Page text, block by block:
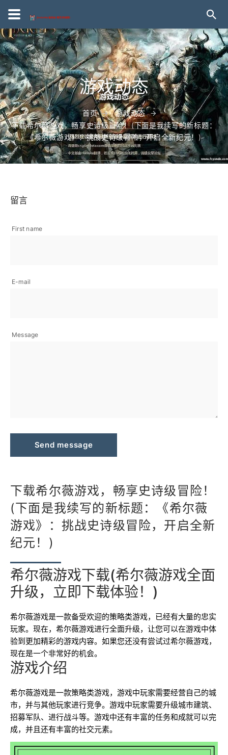
游戏动态
首页
游戏动态
下载希尔薇游戏，畅享史诗级冒险！(下面是我续写的新标题：
《希尔薇游戏》：挑战史诗级冒险，开启全新纪元！)
留言
First name
E-mail
Message
Send message
下载希尔薇游戏，畅享史诗级冒险！
(下面是我续写的新标题：《希尔薇
游戏》：挑战史诗级冒险，开启全新
纪元！)
希尔薇游戏下载(希尔薇游戏全面
升级，立即下载体验！)
希尔薇游戏是一款备受欢迎的策略类游戏，已经有大量的忠实
玩家。现在，希尔薇游戏进行全面升级，让您可以在游戏中体
验到更加精彩的游戏内容。如果您还没有尝试过希尔薇游戏，
现在是一个非常好的机会。
游戏介绍
希尔薇游戏是一款策略类游戏，游戏中玩家需要经营自己的城
市，并与其他玩家进行竞争。游戏中玩家需要升级城市建筑、
招募军队、进行战斗等。游戏中还有丰富的任务和成就可以完
成，并且还有丰富的社交元素。